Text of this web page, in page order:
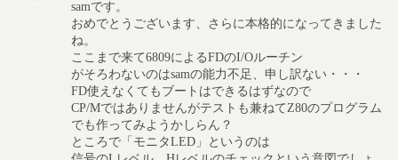
samです。
おめでとうございます、さらに本格的になってきました
ね。
ここまで来て6809によるFDのI/Oルーチン
がそろわないのはsamの能力不足、申し訳ない・・・
FD使えなくてもブートはできるはずなので
CP/Mではありませんがテストも兼ねてZ80のプログラム
でも作ってみようかしらん？
ところで「モニタLED」というのは